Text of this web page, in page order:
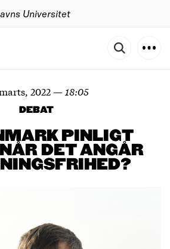
Universitet
2022— 18:05
DEBAT
PINLIGT
DET ANGÅR